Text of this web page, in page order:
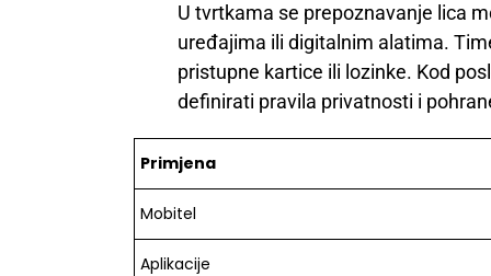
U tvrtkama se prepoznavanje lica
uređajima ili digitalnim alatima.
pristupne kartice ili lozinke. Kod
definirati pravila privatnosti i
Primjena
Mobitel
Aplikacije